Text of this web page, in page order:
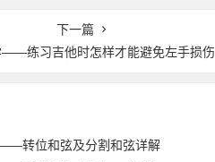
下一篇
——练习吉他时怎样才能避免左手损伤
转位和弦及分割和弦详解